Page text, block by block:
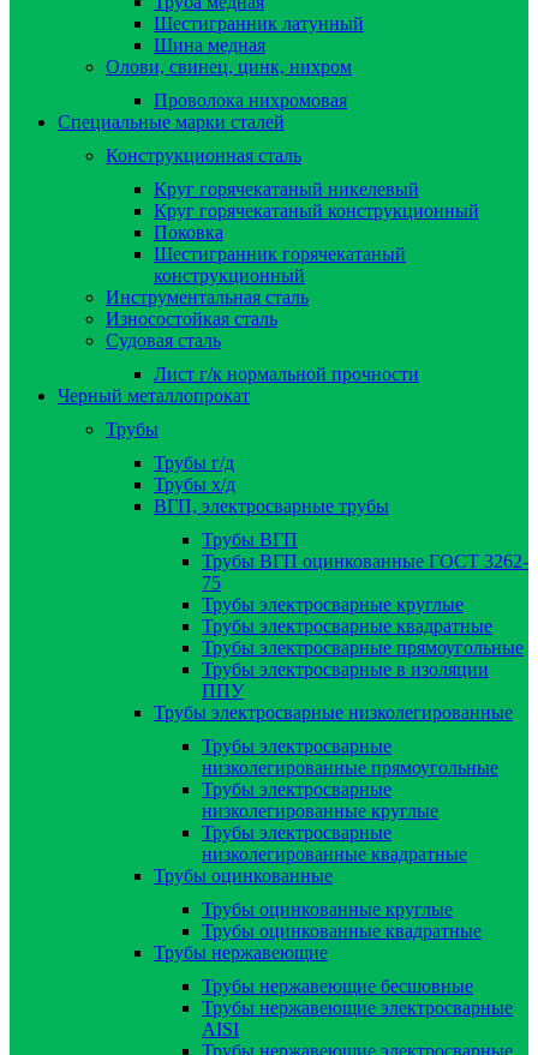
Шестигранник латунный
Шина медная
Олови, свинец, цинк, нихром
Проволока нихромовая
Специальные марки сталей
Конструкционная сталь
Круг горячекатаный никелевый
Круг горячекатаный конструкционный
Поковка
Шестигранник горячекатаный
конструкционный
Инструментальная сталь
Износостойкая сталь
Судовая сталь
Лист г/к нормальной прочности
Черный металлопрокат
Трубы
Трубы г/д
Трубы х/д
ВГП, электросварные трубы
Трубы ВГП
Трубы ВГП оцинкованные ГОСТ 3262-
75
Трубы электросварные круглые
Трубы электросварные квадратные
Трубы электросварные прямоугольные
Трубы электросварные в изоляции
ППУ
Трубы электросварные низколегированные
Трубы электросварные
низколегированные прямоугольные
Трубы электросварные
низколегированные круглые
Трубы электросварные
низколегированные квадратные
Трубы оцинкованные
Трубы оцинкованные круглые
Трубы оцинкованные квадратные
Трубы нержавеющие
Трубы нержавеющие бесшовные
Трубы нержавеющие электросварные
AISI
Трубы нержавеющие электросварные